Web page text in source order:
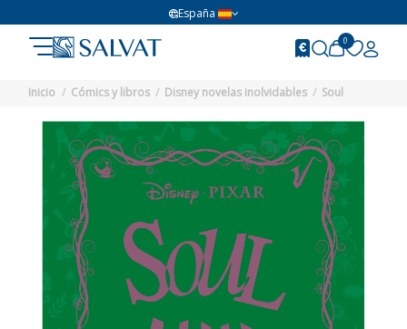
España
0
Inicio Cómics y libros Disney novelas inolvidables Soul